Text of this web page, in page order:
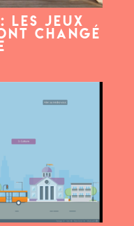
les Jeux
changé